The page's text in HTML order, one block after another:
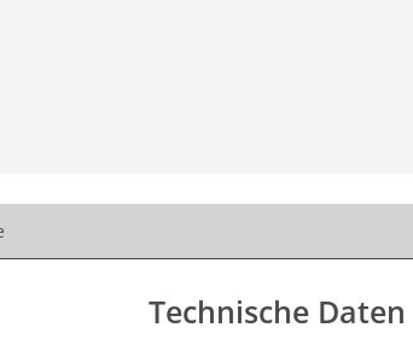
Technische Daten